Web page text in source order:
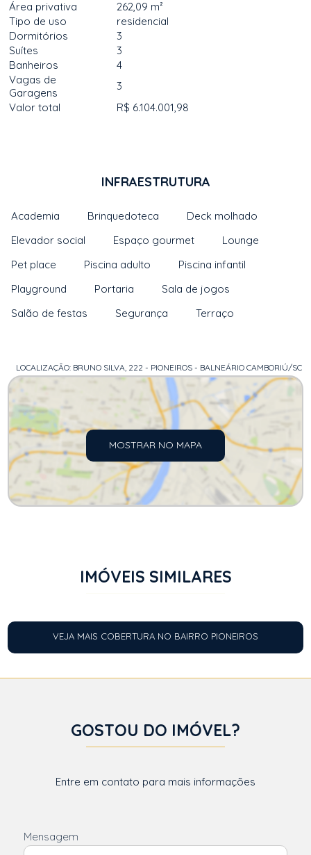
Área privativa
262,09 m²
Tipo de uso
residencial
Dormitórios
3
Suítes
3
Banheiros
4
Vagas de
Garagens
3
Valor total
R$ 6.104.001,98
INFRAESTRUTURA
Academia Brinquedoteca
Deck molhado
Elevador social
Espaço gourmet
Lounge
Pet place
Piscina adulto
Piscina infantil
Playground
Portaria
Sala de jogos
Salão de festas
Segurança Terraço
LOCALIZAÇÃO: BRUNO SILVA, 222 - PIONEIROS - BALNEÁRIO CAMBORIÚ/SC
MOSTRAR NO MAPA
IMÓVEIS SIMILARES
VEJA MAIS COBERTURA NO BAIRRO PIONEIROS
GOSTOU DO IMÓVEL?
Entre em contato para mais informações
Mensagem